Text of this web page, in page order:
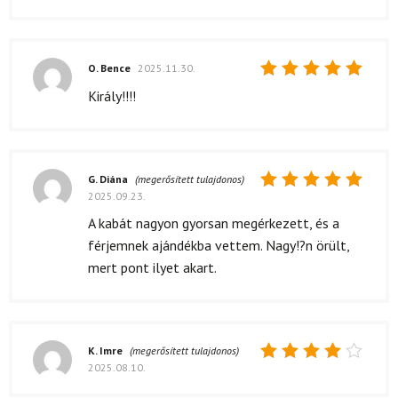
O. Bence 2025.11.30.
Király!!!!
5/ 5
G. Diána (megerősített tulajdonos)
2025.09.23.
A kabát nagyon gyorsan megérkezett, és a
férjemnek ajándékba vettem. Nagy!?n örült,
mert pont ilyet akart.
K. Imre (megerősített tulajdonos)
2025.08.10.